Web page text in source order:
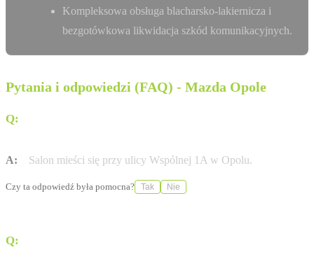
Kompleksowa obsługa blacharsko-lakiernicza i
bezgotówkowa likwidacja szkód komunikacyjnych.
Pytania i odpowiedzi (FAQ) - Mazda Opole
Q:
A: Salon mieści się przy ulicy Wspólnej 1A w Opolu.
Czy ta odpowiedź była pomocna? Tak Nie
Q: